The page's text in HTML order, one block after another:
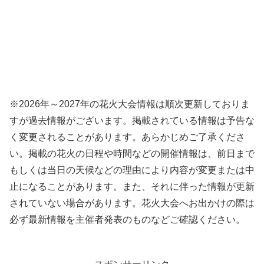
※2026年～2027年の花火大会情報は順次更新しておりま
すが過去情報がございます。掲載されている情報は予告な
く変更されることがあります。あらかじめご了承くださ
い。掲載の花火の日程や時間などの開催情報は、前日まで
もしくは当日の天候などの理由により内容が変更または中
止になることがあります。また、それに伴った情報が更新
されていない場合があります。花火大会へお出かけの際は
必ず最新情報を主催者発表のものなどご確認ください。